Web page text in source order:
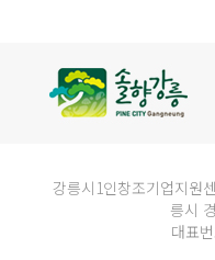
강릉시1인창조기업지원
릉시
대표